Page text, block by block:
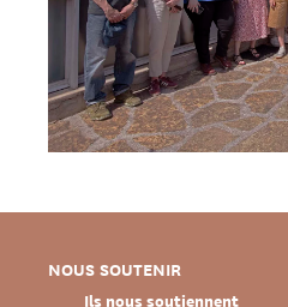
NOUS SOUTENIR
Ils nous soutiennent